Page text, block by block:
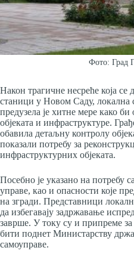
Фото: Град
Након трагичне несреће која се
станици у Новом Саду, локална
предузела је хитне мере како би
објеката и инфраструктуре.
обавила детаљну контролу
показали потребу за
инфраструктурних објеката.
Посебно је указано на потребу
управе, као и опасности које
на згради. Представници
да избегавају задржавање
заврше. У току су и припреме за
бити поднет Министарству
самоуправе.